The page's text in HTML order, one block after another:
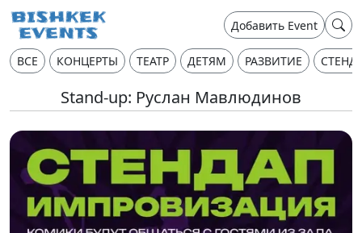
Добавить Event
ВСЕ КОНЦЕРТЫ ТЕАТР ДЕТЯМ РАЗВИТИЕ
Stand-up: Руслан Мавлюдинов